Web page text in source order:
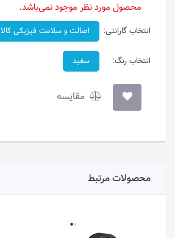
محصول مورد نظر موجود نمی‌باشد.
انتخاب گارانتی: اصالت و سلامت فیزیکی کالا
انتخاب رنگ: سفید
مقایسه
محصولات مرتبط